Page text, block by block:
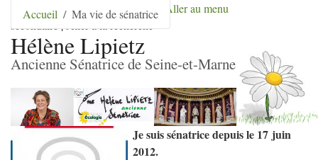
Aller au contenu Aller au menu
Aller au menu
secondaire|Aller à la recherche
Hélène Lipietz
Ancienne Sénatrice de Seine-et-Marne
Accueil Ma vie de sénatrice
Je suis sénatrice depuis le 17 juin
2012.